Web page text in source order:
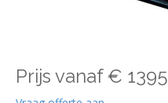
Prijs vanaf € 1395